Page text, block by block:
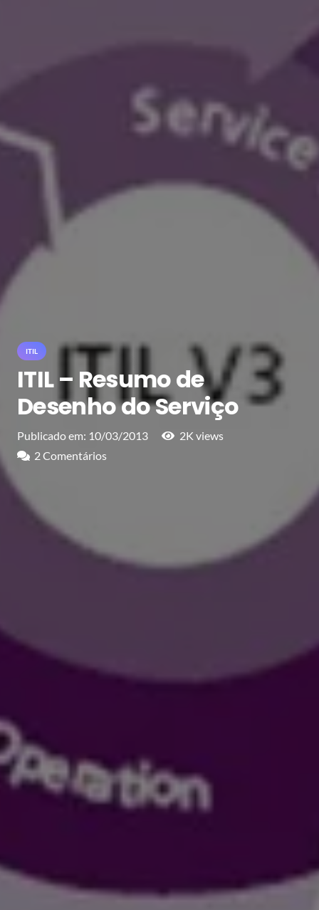
ITIL
ITIL – Resumo de
Desenho do Serviço
Publicado em: 10/03/2013 2K views
2Comentários